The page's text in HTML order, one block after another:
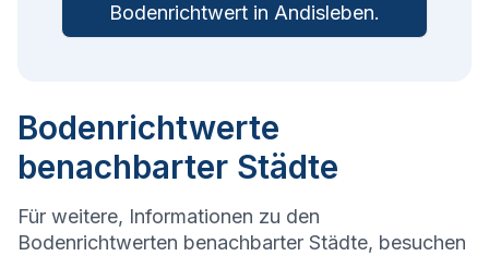
Bodenrichtwert in Andisleben.
Bodenrichtwerte
benachbarter Städte
Für weitere, Informationen zu den
Bodenrichtwerten benachbarter Städte, besuchen